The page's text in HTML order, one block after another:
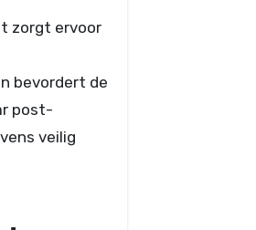
zorgt ervoor
bevordert de
post-
veilig